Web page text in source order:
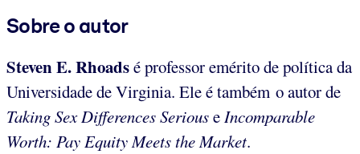
Sobre o autor
Steven E. Rhoadsé professor emérito de política da
Universidade de Virginia. Ele é também o autor de
Taking Sex Differences SeriouseIncomparable
Worth: Pay Equity Meets the Market.